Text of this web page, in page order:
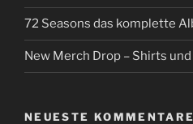
72 Seasons das komplette
New Merch Drop – Shirts
NEUESTE KOMMENTARE